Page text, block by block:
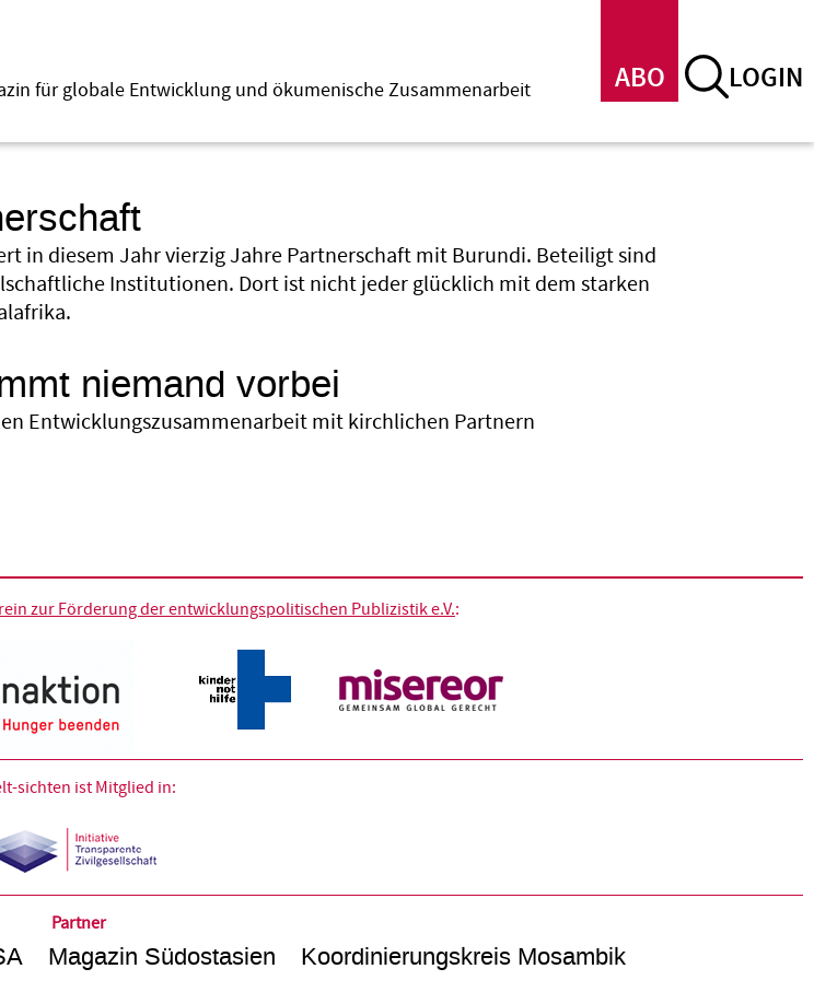
ABO LOGIN
für globale Entwicklung und ökumenische Zusammenarbeit
in diesem Jahr vierzig Jahre Partnerschaft mit Burundi. Beteiligt sind
Institutionen. Dort ist nicht jeder glücklich mit dem starken
niemand vorbei
Entwicklungszusammenarbeit mit kirchlichen Partnern
zur Förderung der entwicklungspolitischen Publizistik e.V.:
sichten ist Mitglied in:
Partner
Magazin Südostasien Koordinierungskreis Mosambik